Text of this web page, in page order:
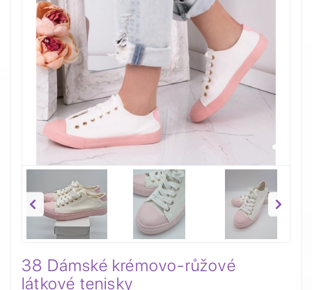
38 Dámské krémovo-růžové
látkové tenisky